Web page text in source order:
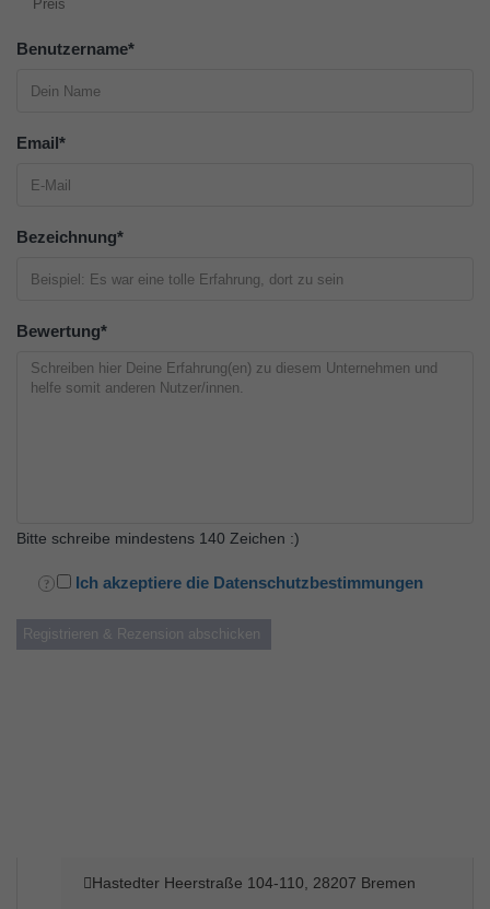
Preis
Benutzername*
Email*
Bezeichnung*
Bewertung*
Bitte schreibe mindestens 140 Zeichen :)
Ich akzeptiere die Datenschutzbestimmungen
Hastedter Heerstraße 104-110, 28207 Bremen